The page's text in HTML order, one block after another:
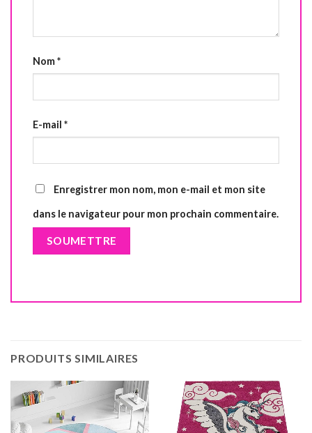
Nom*
E-mail *
Enregistrer mon nom, mon e-mail et mon site
dans le navigateur pour mon prochain commentaire.
PRODUITS SIMILAIRES